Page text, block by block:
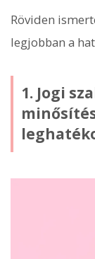
Röviden
legjobban a
1. Jogi